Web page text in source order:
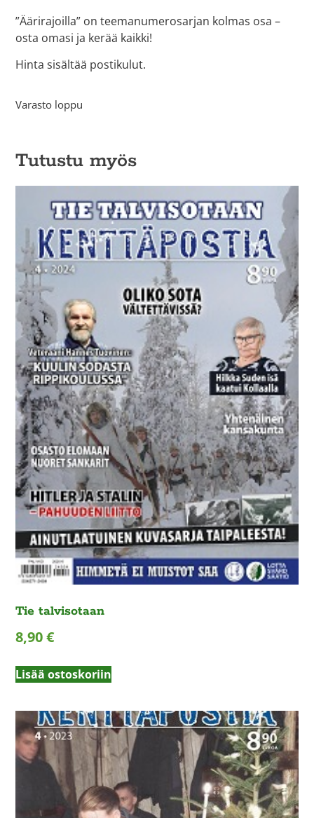
”Äärirajoilla” on teemanumerosarjan kolmas osa –
osta omasi ja kerää kaikki!
Hinta sisältää postikulut.
Varasto loppu
Tutustu myös
Tie talvisotaan
8,90€
Lisää ostoskoriin